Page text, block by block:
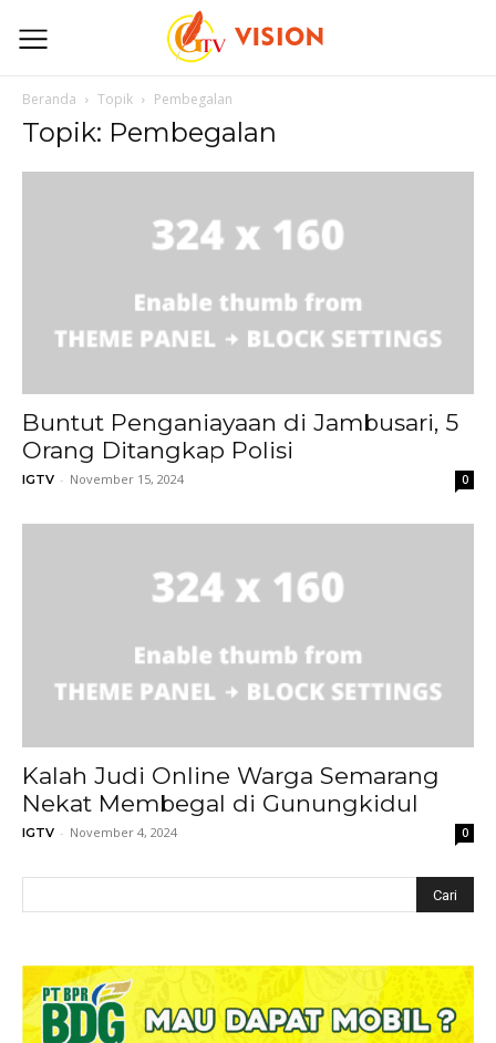
Beranda Topik Pembegalan
Topik: Pembegalan
Buntut Penganiayaan di Jambusari, 5
Orang Ditangkap Polisi
IGTV - November 15, 2024 0
Kalah Judi Online Warga Semarang
Nekat Membegal di Gunungkidul
IGTV - November 4, 2024 0